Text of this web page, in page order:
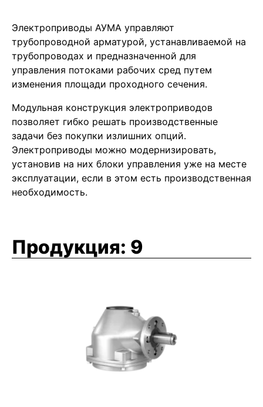
Электроприводы АУМА управляют
трубопроводной арматурой, устанавливаемой на
трубопроводах и предназначенной для
управления потоками рабочих сред путем
изменения площади проходного сечения.
Модульная конструкция электроприводов
позволяет гибко решать производственные
задачи без покупки излишних опций.
Электроприводы можно модернизировать,
установив на них блоки управления уже на месте
эксплуатации, если в этом есть производственная
необходимость.
Продукция: 9